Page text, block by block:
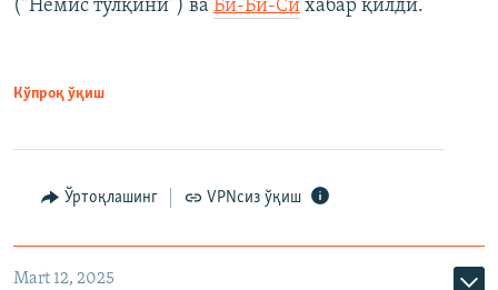
(“Немис тўлқини”) ва Би-Би-Си хабар қилди.
Кўпроқ ўқиш
Ўртоқлашинг VPNсиз ўқиш
Mart 12, 2025